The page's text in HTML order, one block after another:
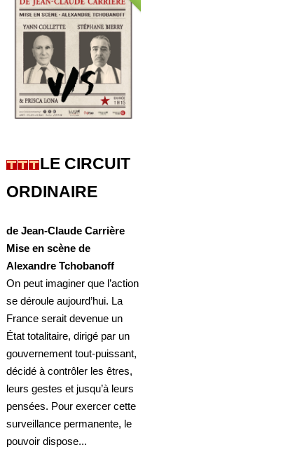
LE CIRCUIT
ORDINAIRE
de Jean-Claude Carrière
Mise en scène de
Alexandre Tchobanoff
On peut imaginer que l’action
se déroule aujourd’hui. La
France serait devenue un
État totalitaire, dirigé par un
gouvernement tout-puissant,
décidé à contrôler les êtres,
leurs gestes et jusqu’à leurs
pensées. Pour exercer cette
surveillance permanente, le
pouvoir dispose...